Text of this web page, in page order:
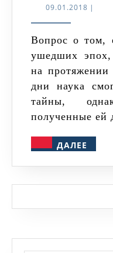
жизни
в
Миф
о
30
годах
09.01.2018 |
Вопрос о том, сколько же жили люди
ушедших эпох,
на
дни наука
тайны,
полученные ей
ДАЛЕЕ